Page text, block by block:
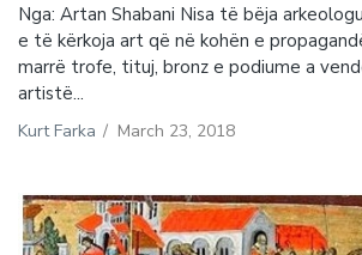
Nga: Artan Shabani Nisa të bëja
e të kërkoja art që në kohën e
marrë trofe, tituj, bronz e podiume a
artistë...
Kurt Farka / March 23, 2018